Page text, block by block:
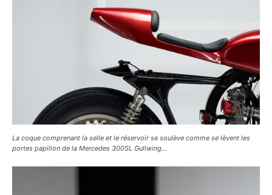
La coque comprenant la selle et le réservoir se soulève comme se lèvent les
portes papillon de la Mercedes 300SL Gullwing…